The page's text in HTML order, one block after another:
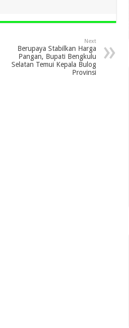
Next
Berupaya Stabilkan Harga
Pangan, Bupati Bengkulu
Selatan Temui Kepala Bulog
Provinsi